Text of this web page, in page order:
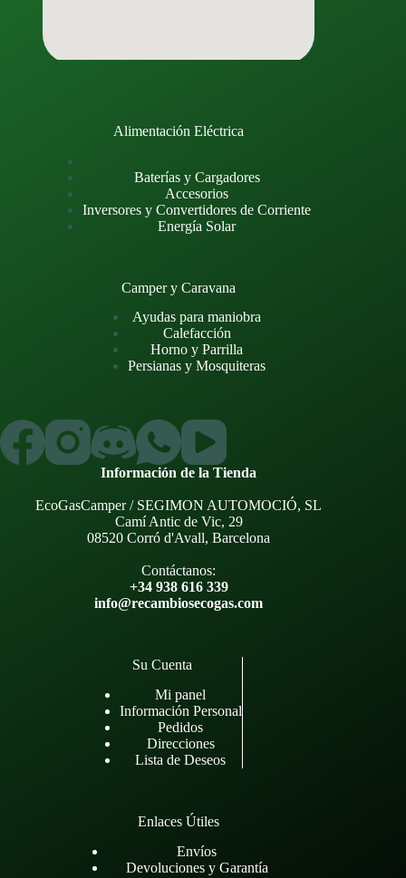
Alimentación Eléctrica
Baterías y Cargadores
Accesorios
Inversores y Convertidores de Corriente
Energía Solar
Camper y Caravana
Ayudas para maniobra
Calefacción
Horno y Parrilla
Persianas y Mosquiteras
Información de la Tienda
EcoGasCamper / SEGIMON AUTOMOCIÓ, SL
Camí Antic de Vic, 29
08520 Corró d'Avall, Barcelona
Contáctanos:
+34 938 616 339
info@recambiosecogas.com
Su Cuenta
Mi panel
Información Personal
Pedidos
Direcciones
Lista de Deseos
Enlaces Útiles
Envíos
Devoluciones y Garantía